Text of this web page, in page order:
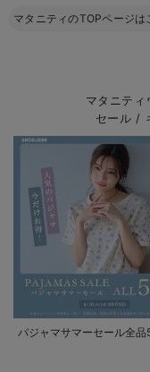
マタニティのTOPページは
マタニテ
セール /
パジャマサマーセール全品